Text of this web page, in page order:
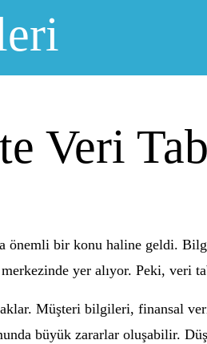
Veri
önemli bir konu haline geldi.
yer alıyor. Peki, veri
Müşteri bilgileri, finansal
büyük zararlar oluşabilir.